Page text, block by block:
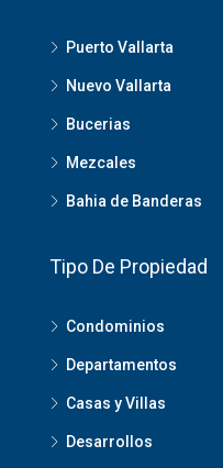
Puerto Vallarta
Nuevo Vallarta
Bucerias
Mezcales
Bahia de Banderas
Tipo De Propiedad
Condominios
Departamentos
Casas y Villas
Desarrollos